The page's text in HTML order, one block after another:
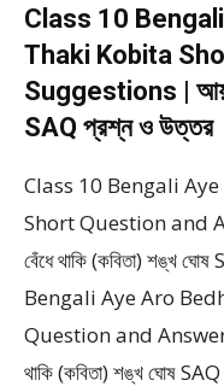
Class 10
Thaki Kobita
Suggestions | আয়
SAQ প্রশ্ন ও উত্তর
Class 10 Bengali
Short Question and
বেঁধে থাকি (কবিতা) শঙ্খ
Bengali Aye Aro
Question and Answer
থাকি (কবিতা) শঙ্খ ঘোষ